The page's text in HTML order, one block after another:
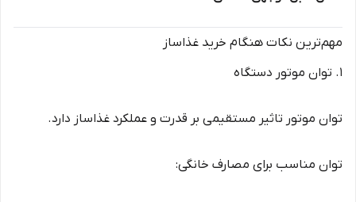
مهم‌ترین نکات هنگام خرید غذاساز
۱. توان موتور دستگاه
توان موتور تاثیر مستقیمی بر قدرت و عملکرد غذاساز دارد.
توان مناسب برای مصارف خانگی: